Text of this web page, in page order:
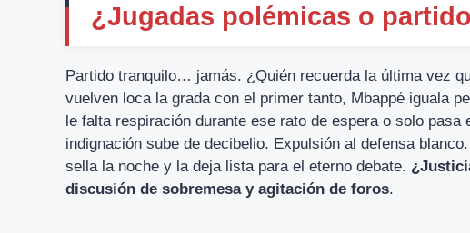
¿Jugadas polémicas o
Partido tranquilo… jamás. ¿Quién recuerda la última vez
vuelven loca la grada con el primer tanto, Mbappé iguala
le falta respiración durante ese rato de espera o solo
indignación sube de decibelio. Expulsión al defensa
sella la noche y la deja lista para el eterno debate.
discusión de sobremesa y agitación de foros.